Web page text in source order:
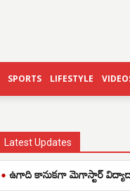
SPORTS LIFESTYLE
Latest Updates
ఉగాది కానుకగా మెగాస్టార్